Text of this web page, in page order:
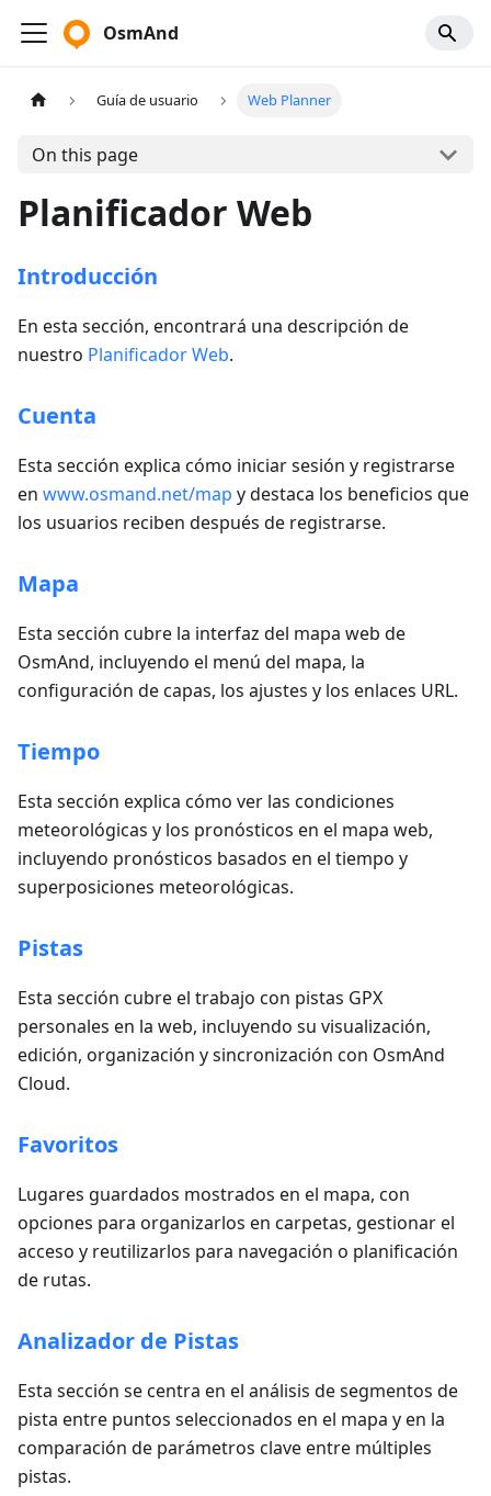
OsmAnd
Guía de usuario Web Planner
On this page
Planificador Web
Introducción
En esta sección, encontrará una descripción de
nuestro Planificador Web.
Cuenta
Esta sección explica cómo iniciar sesión y registrarse
en www.osmand.net/map y destaca los beneficios que
los usuarios reciben después de registrarse.
Mapa
Esta sección cubre la interfaz del mapa web de
OsmAnd, incluyendo el menú del mapa, la
configuración de capas, los ajustes y los enlaces URL.
Tiempo
Esta sección explica cómo ver las condiciones
meteorológicas y los pronósticos en el mapa web,
incluyendo pronósticos basados en el tiempo y
superposiciones meteorológicas.
Pistas
Esta sección cubre el trabajo con pistas GPX
personales en la web, incluyendo su visualización,
edición, organización y sincronización con OsmAnd
Cloud.
Favoritos
Lugares guardados mostrados en el mapa, con
opciones para organizarlos en carpetas, gestionar el
acceso y reutilizarlos para navegación o planificación
de rutas.
Analizador de Pistas
Esta sección se centra en el análisis de segmentos de
pista entre puntos seleccionados en el mapa y en la
comparación de parámetros clave entre múltiples
pistas.